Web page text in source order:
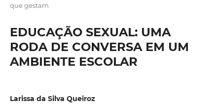
que gestam
EDUCAÇÃO SEXUAL: UMA
RODA DE CONVERSA EM UM
AMBIENTE ESCOLAR
Larissa da Silva Queiroz